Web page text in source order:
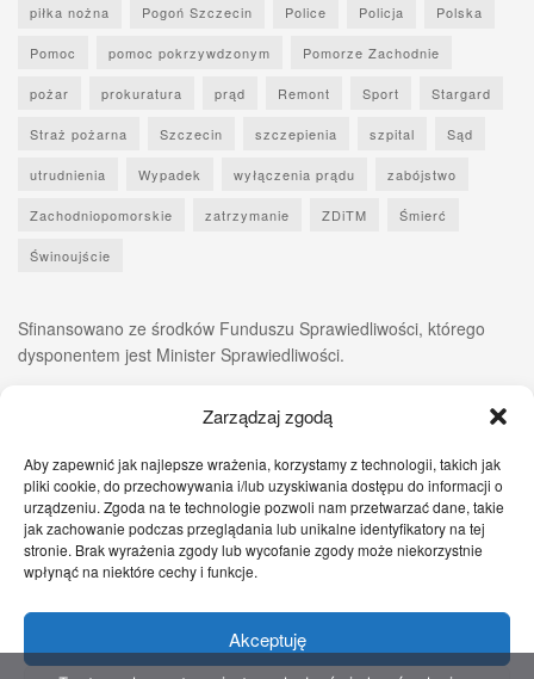
Zarządzaj zgodą
Aby zapewnić jak najlepsze wrażenia, korzystamy z technologii, takich jak
pliki cookie, do przechowywania i/lub uzyskiwania dostępu do informacji o
urządzeniu. Zgoda na te technologie pozwoli nam przetwarzać dane, takie
jak zachowanie podczas przeglądania lub unikalne identyfikatory na tej
stronie. Brak wyrażenia zgody lub wycofanie zgody może niekorzystnie
wpłynąć na niektóre cechy i funkcje.
Akceptuję
piłka nożna Pogoń Szczecin Police Policja Polska
Pomoc pomoc pokrzywdzonym Pomorze Zachodnie
pożar prokuratura prąd Remont Sport Stargard
Straż pożarna Szczecin szczepienia szpital Sąd
utrudnienia Wypadek wyłączenia prądu zabójstwo
Zachodniopomorskie zatrzymanie ZDiTM Śmierć
Świnoujście
Sfinansowano ze środków Funduszu Sprawiedliwości, którego
dysponentem jest Minister Sprawiedliwości.
Zgłoś nam! Szczecińskie Wiadomości Sport
Zdrowie